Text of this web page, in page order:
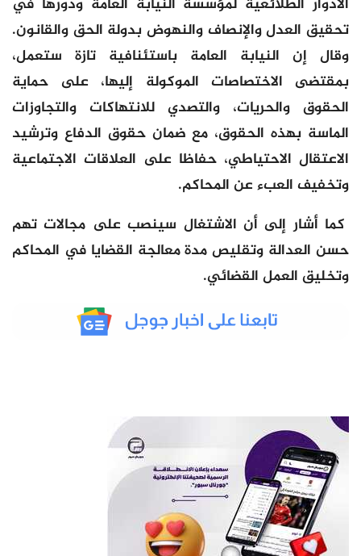
تحقيق العدل والإنصاف والنهوض بدولة الحق والقانون.
وقال إن النيابة العامة باستئنافية تازة ستعمل،
بمقتضى الاختصاصات الموكولة إليها، على حماية
الحقوق والحريات، والتصدي للانتهاكات والتجاوزات
الماسة بهذه الحقوق، مع ضمان حقوق الدفاع وترشيد
الاعتقال الاحتياطي، حفاظا على العلاقات الاجتماعية
وتخفيف العبء عن المحاكم.
كما أشار إلى أن الاشتغال سينصب على مجالات تهم
حسن العدالة وتقليص مدة معالجة القضايا في المحاكم
وتخليق العمل القضائي.